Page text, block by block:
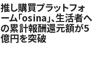
推し購買プラットフォ
ーム「osina」、生活者へ
の累計報酬還元額が5
億円を突破